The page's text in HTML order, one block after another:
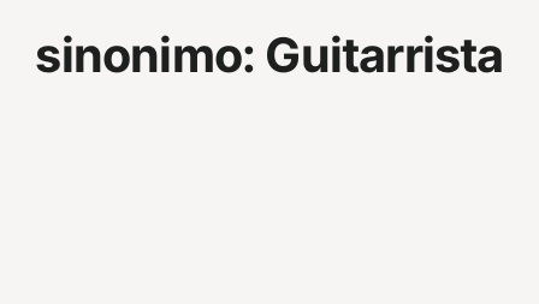
sinonimo: Guitarrista